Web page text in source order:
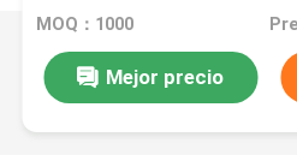
MOQ：1000
Mejor precio